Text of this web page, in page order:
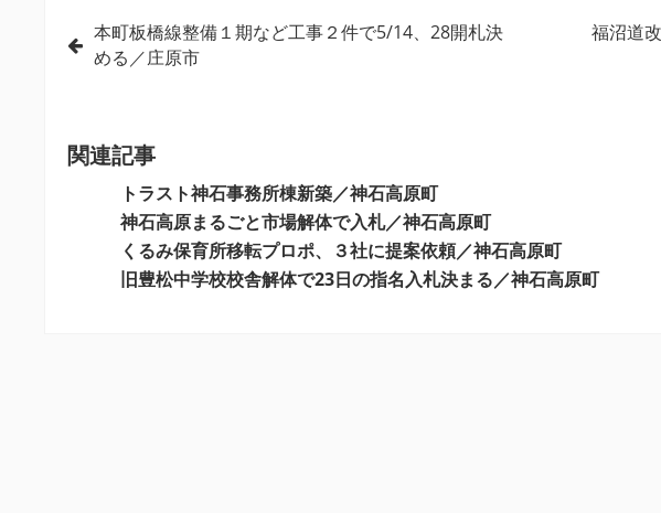
投
ゲ
本町板橋線整備１期など工事２件で5/14、28開札決
める／庄原市
福沼道
関連記事
トラスト神石事務所棟新築／神石高原町
神石高原まるごと市場解体で入札／神石高原町
くるみ保育所移転プロポ、３社に提案依頼／神石高原町
旧豊松中学校校舎解体で23日の指名入札決まる／神石高原町